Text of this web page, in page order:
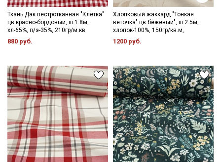
Ткань Дак пестротканная "Клетка"
цв.красно-бордовый, ш.1.8м,
хл-65%, п/э-35%, 210гр/м.кв
880 руб.
Хлопковый жаккард "Тонкая
веточка" цв.бежевый", ш.2.5м,
хлопок-100%, 150гр/кв.м,
1200 руб.